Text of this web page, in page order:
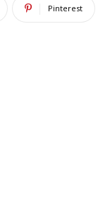
Pinterest